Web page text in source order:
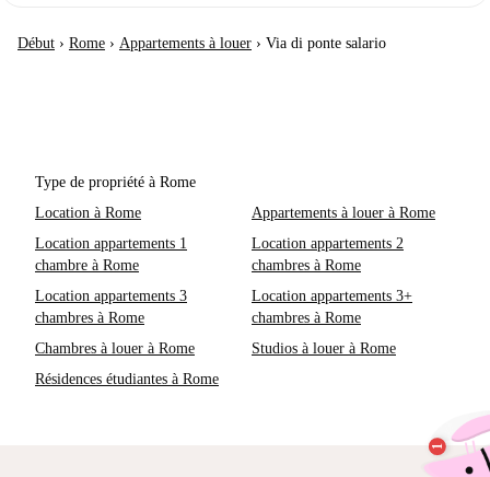
Début › Rome › Appartements à louer › Via di ponte salario
Type de propriété à Rome
Location à Rome
Appartements à louer à Rome
Location appartements 1
chambre à Rome
Location appartements 2
chambres à Rome
Location appartements 3
chambres à Rome
Location appartements 3+
chambres à Rome
Chambres à louer à Rome
Studios à louer à Rome
Résidences étudiantes à Rome